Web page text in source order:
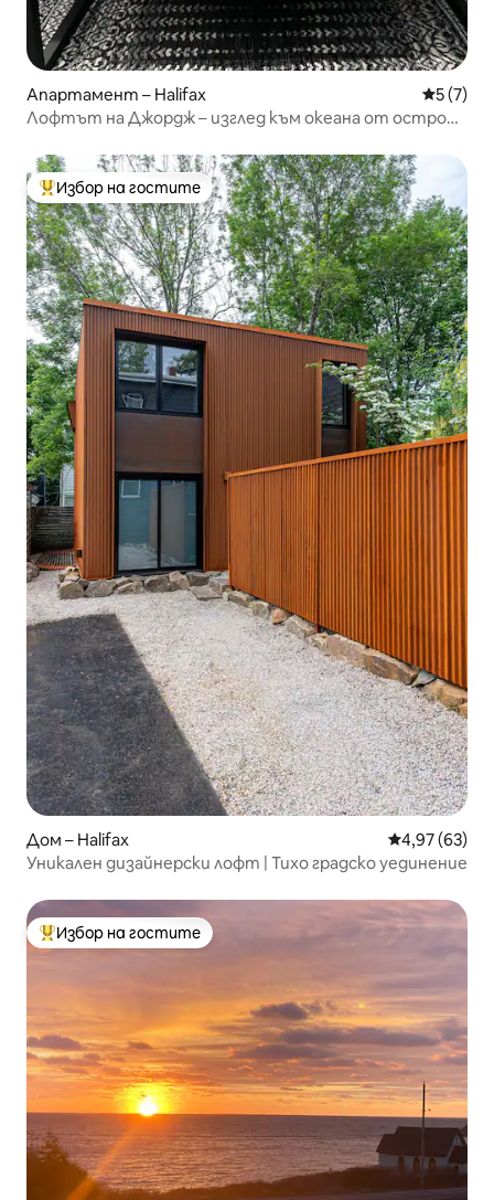
Апартамент – Halifax Средна
5 (7)
Лофтът на Джордж – изглед към океана от остров
Най-популярен избор на гостите
Избор на гостите
Дом – Halifax Средна
4,97 (63)
Уникален дизайнерски лофт | Тихо градско уединение
Най-популярен избор на гостите
Избор на гостите